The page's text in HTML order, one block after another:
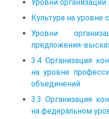
Уровни
Культура на уровне
Уровни
предложения-
3.4 Организация
на уровне
объединений
3.3 Организация
на федеральном